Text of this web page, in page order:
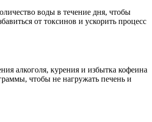
воды в течение дня, чтобы
от токсинов и ускорить процесс
алкоголя, курения и избытка кофеина
чтобы не нагружать печень и